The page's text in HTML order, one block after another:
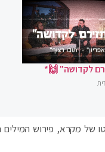
לקדושה" 🙌*
של מקרא, פירוש